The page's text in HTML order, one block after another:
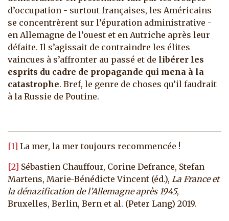
d’occupation - surtout françaises, les Américains
se concentrèrent sur l’épuration administrative -
en Allemagne de l’ouest et en Autriche après leur
défaite. Il s’agissait de contraindre les élites
vaincues à s’affronter au passé et de libérer les
esprits du cadre de propagande qui mena à la
catastrophe. Bref, le genre de choses qu’il faudrait
à la Russie de Poutine.
[1] La mer, la mer toujours recommencée !
[2] Sébastien Chauffour, Corine Defrance, Stefan
Martens, Marie-Bénédicte Vincent (éd.), La France et
la dénazification de l’Allemagne après 1945,
Bruxelles, Berlin, Bern et al. (Peter Lang) 2019.